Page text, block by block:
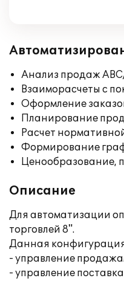
Анализ продаж
Взаиморасчеты с
Оформление
Планирование
Расчет
Формирование
Ценообразование,
Описание
Для автоматизации
торговлей 8".
Данная
- управление
- управление